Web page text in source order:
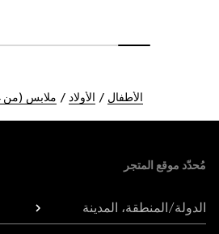
الأطفال الأولاد ملابس (من 4 إلى 12 سنة)
مُحدّد موقع المتجر
الدولة/المنطقة، المدينة